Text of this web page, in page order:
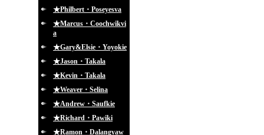
★Philbert・Poseyesva
★Marcus・Coochwikvi
a
★Gary&Elsie・Yoyokie
★Jason・Takala
★Kevin・Takala
★Weaver・Selina
★Andrew・Saufkie
★Richard・Pawiki
★Ramon・Dalangyaw